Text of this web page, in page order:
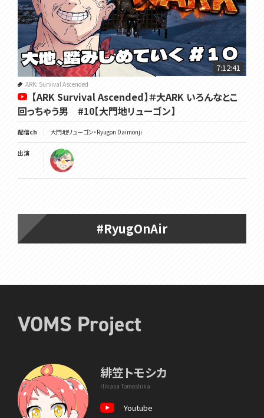
7:12:41
ARK: Survival Ascended
【ARK Survival Ascended】＃大ARK いろんなとこ
回っちゃう男 #10【大門地リューゴン】
配信ch 大門地リューゴン・Ryugon Daimonji
出演
#RyugOnAir
VOMS Project
緋笠トモシカ
Hikasa Tomoshika
Youtube